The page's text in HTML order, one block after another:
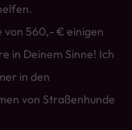
von 560,- € einigen
in Deinem Sinne! Ich
in den
von Straßenhunde